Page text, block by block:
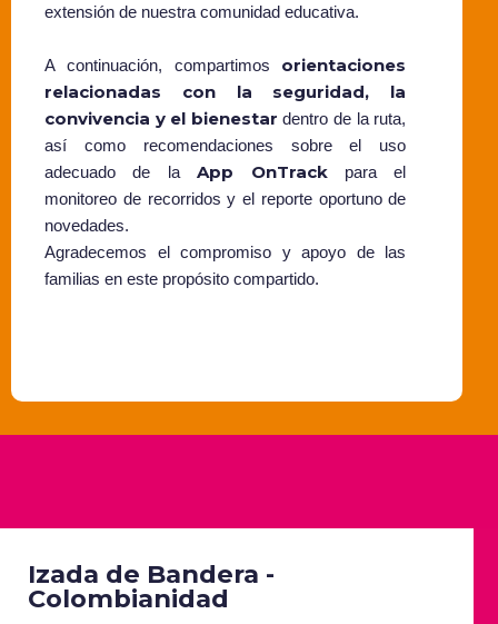
extensión de nuestra comunidad educativa.
A continuación, compartimos orientaciones
relacionadas con la seguridad, la
convivencia y el bienestar dentro de la ruta,
así como recomendaciones sobre el uso
adecuado de laApp OnTrackpara el
monitoreo de recorridos y el reporte oportuno de
novedades.
Agradecemos el compromiso y apoyo de las
familias en este propósito compartido.
Izada de Bandera -
Colombianidad